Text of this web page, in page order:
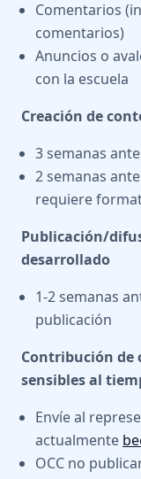
Comentarios
comentarios)
Anuncios o
con la escuela
Creación de
3 semanas
2 semanas
requiere
Publicación/
desarrollado
1-2 semanas
publicación
Contribución de
sensibles al
Envíe al
actualmente
OCC no